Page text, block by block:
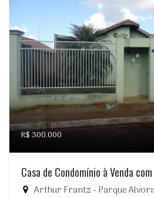
R$ 300.000
Casa de Condomínio à Venda
Arthur Frantz - Parque